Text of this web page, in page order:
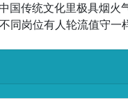
国传统文化里极具烟
同岗位有人轮流值守